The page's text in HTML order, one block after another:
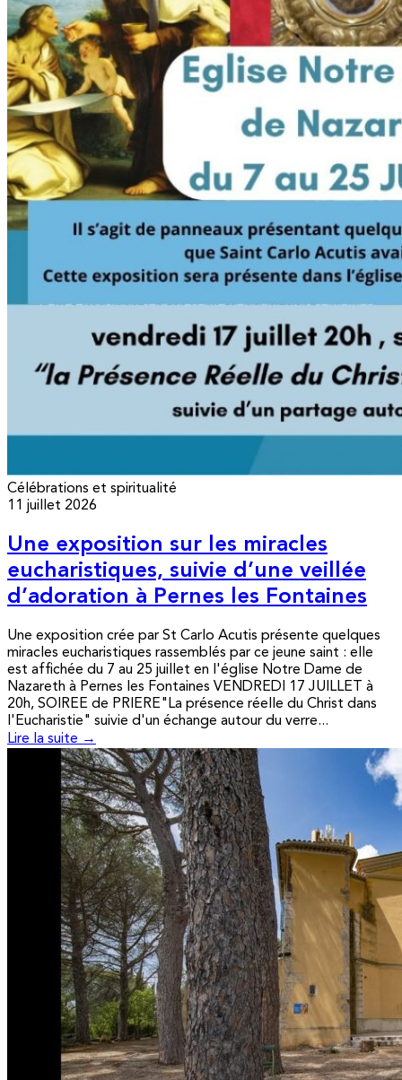
Célébrations et spiritualité
11 juillet 2026
Une exposition sur les miracles
eucharistiques, suivie d’une veillée
d’adoration à Pernes les Fontaines
Une exposition crée par St Carlo Acutis présente quelques
miracles eucharistiques rassemblés par ce jeune saint : elle
est affichée du 7 au 25 juillet en l'église Notre Dame de
Nazareth à Pernes les Fontaines VENDREDI 17 JUILLET à
20h, SOIREE de PRIERE"La présence réelle du Christ dans
l'Eucharistie" suivie d'un échange autour du verre...
Lire la suite →